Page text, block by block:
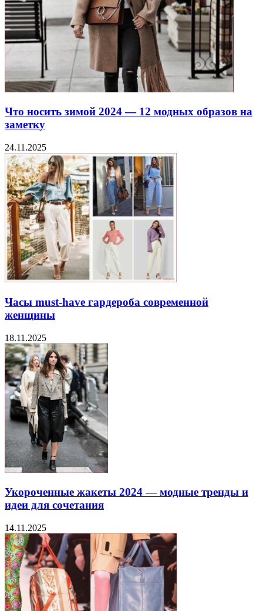
Что носить зимой 2024 — 12 модных образов на
заметку
24.11.2025
Часы must-have гардероба современной
женщины
18.11.2025
Укороченные жакеты 2024 — модные тренды и
идеи для сочетания
14.11.2025